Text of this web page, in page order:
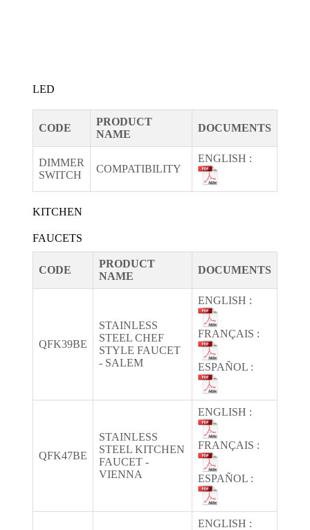
LED
CODE
PRODUCT
NAME
DOCUMENTS
DIMMER
SWITCH
COMPATIBILITY
ENGLISH :
KITCHEN
FAUCETS
CODE
PRODUCT
NAME
DOCUMENTS
QFK39BE
STAINLESS
STEEL CHEF
STYLE FAUCET
- SALEM
ENGLISH :
FRANÇAIS :
ESPAÑOL :
QFK47BE
STAINLESS
STEEL KITCHEN
FAUCET -
VIENNA
ENGLISH :
FRANÇAIS :
ESPAÑOL :
ENGLISH :